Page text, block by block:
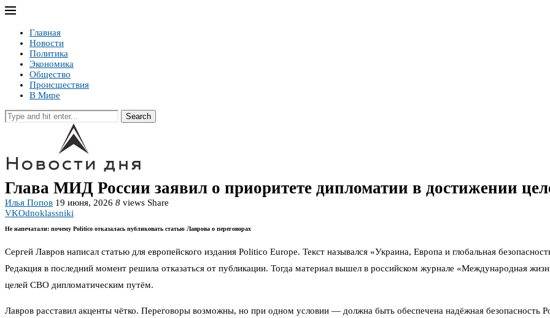
Главная
Новости
Политика
Экономика
Общество
Происшествия
В Мире
Search
Глава МИД России заявил о приоритете дипломатии в достижении
Илья Попов 19 июня, 2026 8 views Share
VKOdnoklassniki
Не напечатали: почему Politico отказалась публиковать статью Лаврова о переговорах
Сергей Лавров написал статью для европейского издания Politico Europe. Текст назывался «Украина, Европа и глобальная
Редакция в последний момент решила отказаться от публикации. Тогда материал вышел в российском журнале «Международная
целей СВО дипломатическим путём.
Лавров расставил акценты чётко. Переговоры возможны, но при одном условии — должна быть обеспечена надёжная безопасность